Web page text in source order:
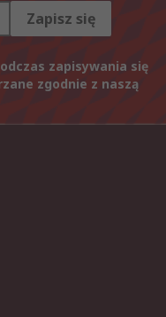
Zapisz się
zapisywania się
zgodnie z naszą